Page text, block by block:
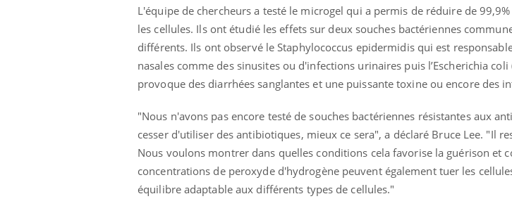
L'équipe de chercheurs a testé le microgel qui a permis de réduire de
les cellules. Ils ont étudié les effets sur deux souches bactériennes
différents. Ils ont observé le Staphylococcus epidermidis qui est
nasales comme des sinusites ou d'infections urinaires puis l’Escherichia
provoque des diarrhées sanglantes et une puissante toxine ou encore des
"Nous n'avons pas encore testé de souches bactériennes résistantes aux
cesser d'utiliser des antibiotiques, mieux ce sera", a déclaré Bruce Lee. "Il
Nous voulons montrer dans quelles conditions cela favorise la guérison et
concentrations de peroxyde d'hydrogène peuvent également tuer les
équilibre adaptable aux différents types de cellules."
carence en fer sont multiples ce qui la rendpatients comme parfois chez les soignants.